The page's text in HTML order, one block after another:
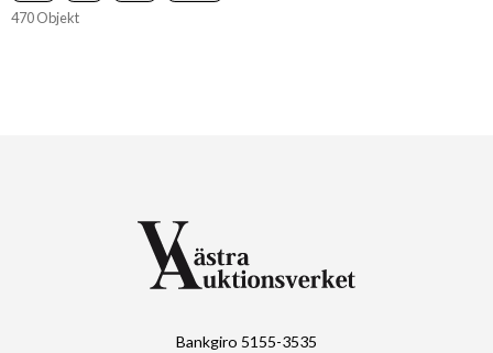
470 Objekt
Bankgiro 5155-3535